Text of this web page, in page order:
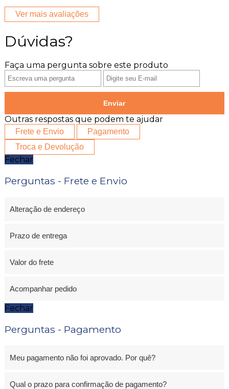
Ver mais avaliações
Dúvidas?
Faça uma pergunta sobre este produto
Enviar
Outras respostas que podem te ajudar
Frete e Envio
Pagamento
Troca e Devolução
Fechar
Perguntas - Frete e Envio
Alteração de endereço
Prazo de entrega
Valor do frete
Acompanhar pedido
Fechar
Perguntas - Pagamento
Meu pagamento não foi aprovado. Por quê?
Qual o prazo para confirmação de pagamento?